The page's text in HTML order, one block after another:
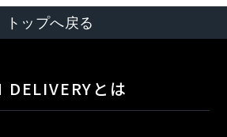
トップへ戻る
DELIVERYとは